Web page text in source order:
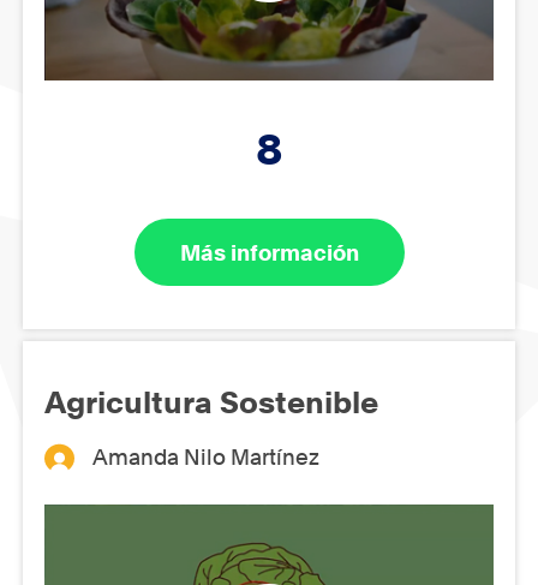
8
Más información
Agricultura Sostenible
Amanda Nilo Martínez